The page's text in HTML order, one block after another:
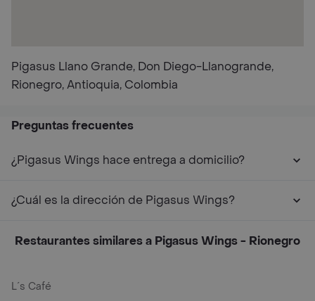
Pigasus Llano Grande, Don Diego-Llanogrande,
Rionegro, Antioquia, Colombia
Preguntas frecuentes
¿Pigasus Wings hace entrega a domicilio?
¿Cuál es la dirección de Pigasus Wings?
Restaurantes similares a Pigasus Wings - Rionegro
L´s Café